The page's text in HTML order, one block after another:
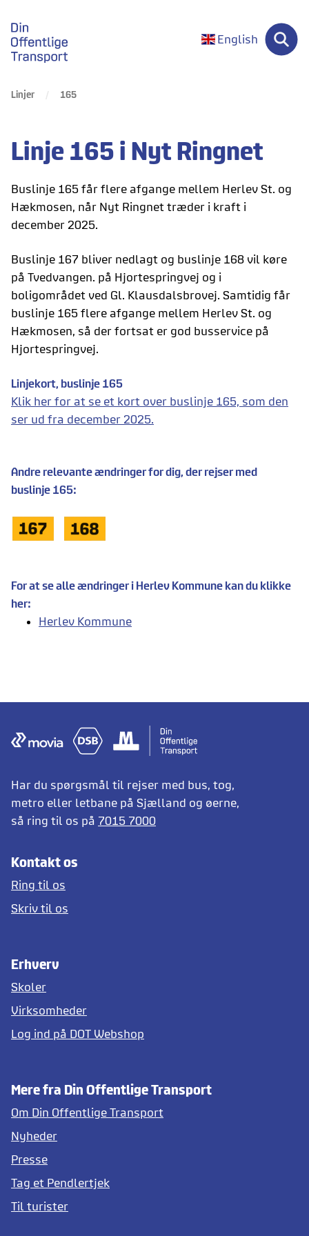
gå til forsiden
English
Linjer 165
Linje 165 i Nyt Ringnet
Buslinje 165 får flere afgange mellem Herlev St. og
Hækmosen, når Nyt Ringnet træder i kraft i
december 2025.
Buslinje 167 bliver nedlagt og buslinje 168 vil køre
på Tvedvangen. på Hjortespringvej og i
boligområdet ved Gl. Klausdalsbrovej. Samtidig får
buslinje 165 flere afgange mellem Herlev St. og
Hækmosen, så der fortsat er god busservice på
Hjortespringvej.
Linjekort, buslinje 165
Klik her for at se et kort over buslinje 165, som den
ser ud fra december 2025.
Andre relevante ændringer for dig, der rejser med
buslinje 165:
For at se alle ændringer i Herlev Kommune kan du klikke
her:
Herlev Kommune
Har du spørgsmål til rejser med bus, tog,
metro eller letbane på Sjælland og øerne,
så ring til os på 7015 7000
Kontakt os
Ring til os
Skriv til os
Erhverv
Skoler
Virksomheder
Log ind på DOT Webshop
Mere fra Din Offentlige Transport
Om Din Offentlige Transport
Nyheder
Presse
Tag et Pendlertjek
Til turister